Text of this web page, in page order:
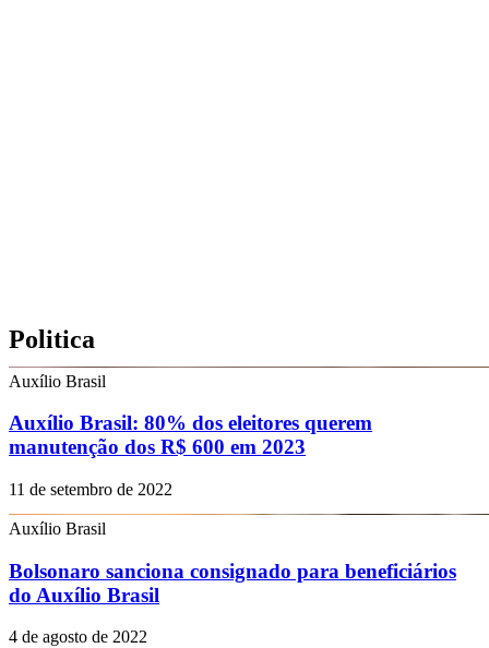
Politica
Auxílio Brasil
Auxílio Brasil: 80% dos eleitores querem
manutenção dos R$ 600 em 2023
11 de setembro de 2022
Auxílio Brasil
Bolsonaro sanciona consignado para beneficiários
do Auxílio Brasil
4 de agosto de 2022